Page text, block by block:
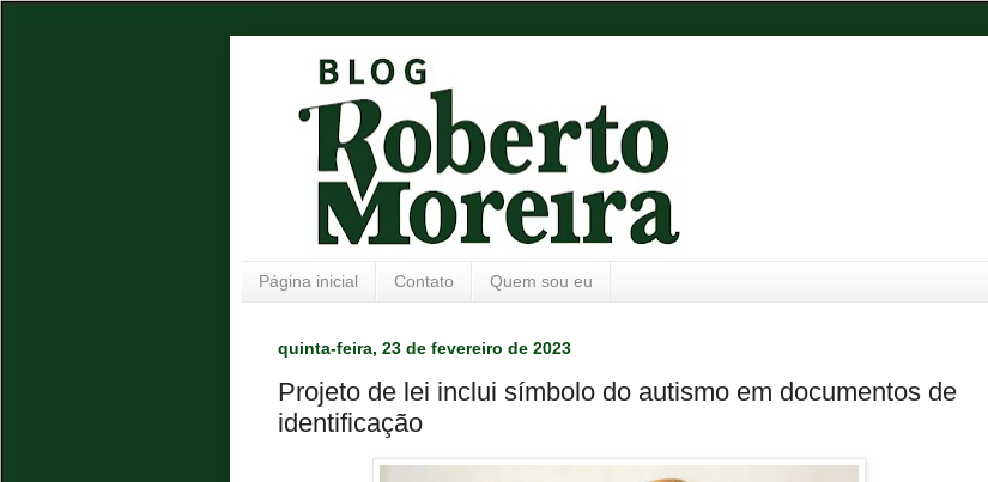
Página inicial Contato Quem sou eu
quinta-feira, 23 de fevereiro de 2023
Projeto de lei inclui símbolo do autismo em documentos de
identificação